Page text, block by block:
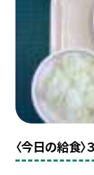
〈今日の給食〉